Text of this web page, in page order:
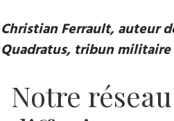
Christian Ferrault, auteur
Quadratus, tribun militaire
Notre